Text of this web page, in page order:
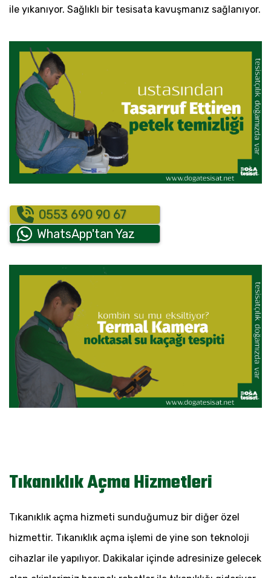
ile yıkanıyor. Sağlıklı bir tesisata kavuşmanız sağlanıyor.
0553 690 90 67
WhatsApp'tan Yaz
Tıkanıklık Açma Hizmetleri
Tıkanıklık açma hizmeti sunduğumuz bir diğer özel
hizmettir. Tıkanıklık açma işlemi de yine son teknoloji
cihazlar ile yapılıyor. Dakikalar içinde adresinize gelecek